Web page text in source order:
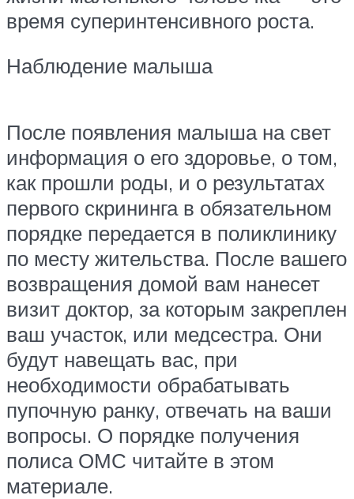
время суперинтенсивного роста.
Наблюдение малыша
После появления малыша на свет
информация о его здоровье, о том,
как прошли роды, и о результатах
первого скрининга в обязательном
порядке передается в поликлинику
по месту жительства. После вашего
возвращения домой вам нанесет
визит доктор, за которым закреплен
ваш участок, или медсестра. Они
будут навещать вас, при
необходимости обрабатывать
пупочную ранку, отвечать на ваши
вопросы. О порядке получения
полиса ОМС читайте в этом
материале.